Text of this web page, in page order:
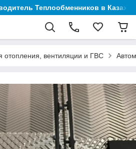
Теплообменников в
отопления, вентиляции и ГВС